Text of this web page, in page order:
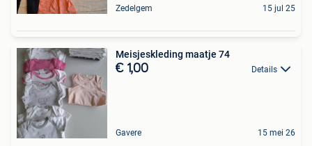
Zedelgem 15 jul 25
Meisjeskleding maatje 74
€ 1,00 Details
Gavere 15 mei 26